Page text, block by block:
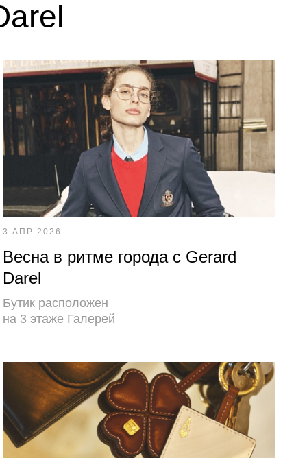
3 АПР 2026
Весна в ритме города с Gerard
Darel
Бутик расположен
на 3 этаже Галерей